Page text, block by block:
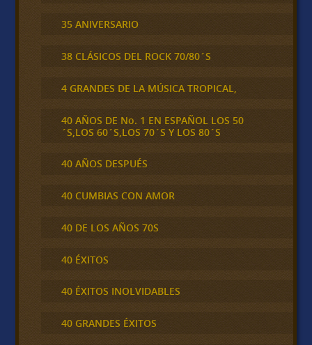
35 ANIVERSARIO
38 CLÁSICOS DEL ROCK 70/80´S
4 GRANDES DE LA MÚSICA TROPICAL,
40 AÑOS DE No. 1 EN ESPAÑOL LOS 50
´S,LOS 60´S,LOS 70´S Y LOS 80´S
40 AÑOS DESPUÉS
40 CUMBIAS CON AMOR
40 DE LOS AÑOS 70S
40 ÉXITOS
40 ÉXITOS INOLVIDABLES
40 GRANDES ÉXITOS